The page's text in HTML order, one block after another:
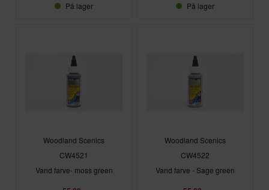
På lager På lager
Woodland Scenics
CW4521
Vand farve- moss green
Woodland Scenics
CW4522
Vand farve - Sage green